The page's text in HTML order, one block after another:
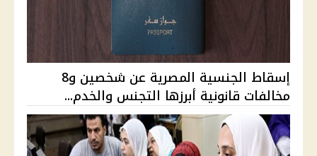
إسقاط الجنسية المصرية عن شخصين و8
مخالفات قانونية أبرزها التجنس والخدم...